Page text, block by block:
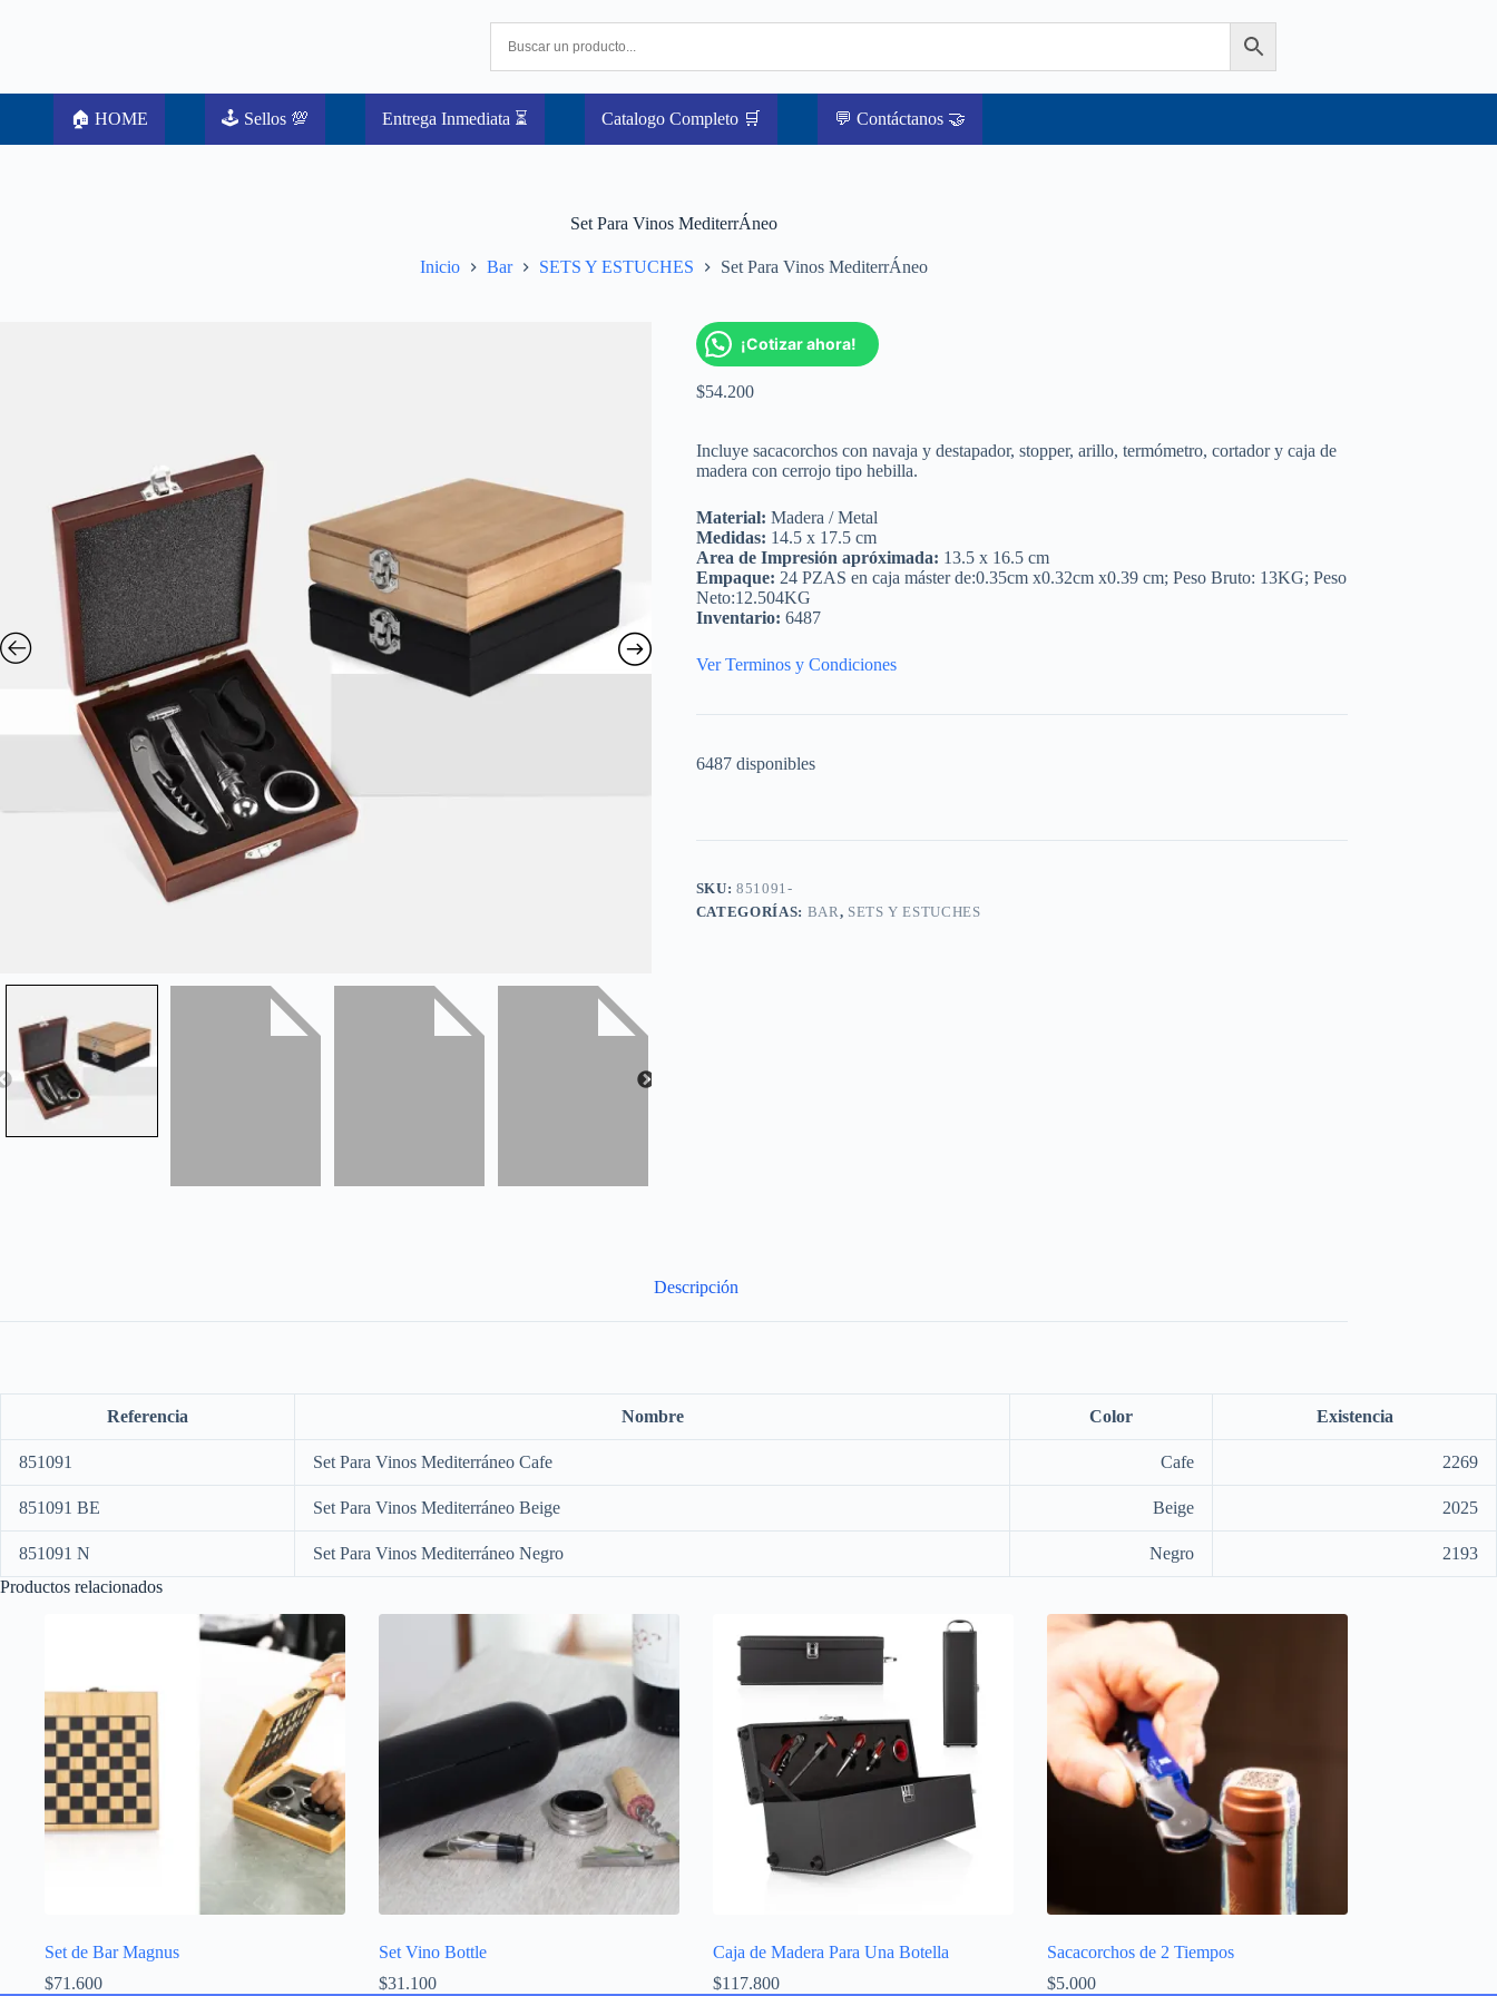
🏠 HOME 🕹️ Sellos 💯 Entrega Inmediata ⏳ Catalogo Completo 🛒 💬 Contáctanos 🤝
Set Para Vinos MediterrÁneo
Inicio Bar SETS Y ESTUCHES Set Para Vinos MediterrÁneo
¡Cotizar ahora!
$54.200
Incluye sacacorchos con navaja y destapador, stopper, arillo, termómetro, cortador y caja de
madera con cerrojo tipo hebilla.
Material: Madera / Metal
Medidas: 14.5 x 17.5 cm
Area de Impresión apróximada: 13.5 x 16.5 cm
Empaque: 24 PZAS en caja máster de:0.35cm x0.32cm x0.39 cm; Peso Bruto: 13KG; Peso
Neto:12.504KG
Inventario: 6487
Ver Terminos y Condiciones
6487 disponibles
SKU:851091-
CATEGORÍAS: BAR, SETS Y ESTUCHES
Descripción
Referencia Nombre Color Existencia
851091 Set Para Vinos Mediterráneo Cafe Cafe 2269
851091 BE Set Para Vinos Mediterráneo Beige Beige 2025
851091 N Set Para Vinos Mediterráneo Negro Negro
2193
Productos relacionados
Set de Bar Magnus
$71.600
Set Vino Bottle
$31.100
Caja de Madera Para Una Botella
$117.800
Sacacorchos de 2 Tiempos
$5.000